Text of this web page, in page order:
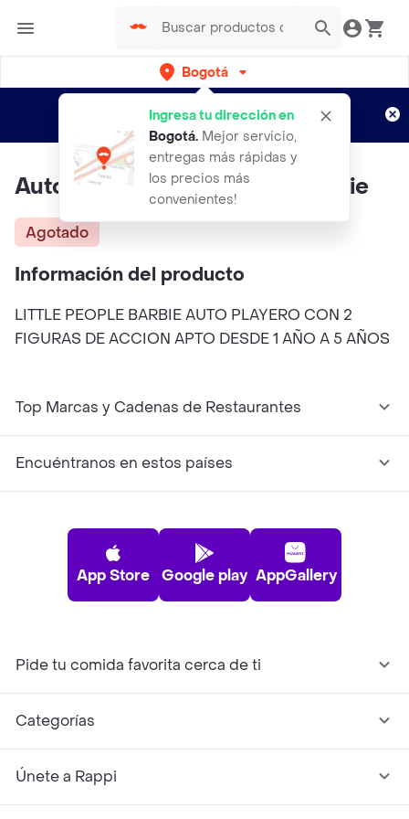
Bogotá
Ingresa tu dirección en
Bogotá. Mejor servicio,
entregas más rápidas y
los precios más
convenientes!
envíos gratis por semanas
Aplican TyC
Auto Playero Little People Barbie
Agotado
Información del producto
LITTLE PEOPLE BARBIE AUTO PLAYERO CON 2
FIGURAS DE ACCION APTO DESDE 1 AÑO A 5 AÑOS
Top Marcas y Cadenas de Restaurantes
Encuéntranos en estos países
App Store Google play AppGallery
Pide tu comida favorita cerca de ti
Categorías
Únete a Rappi